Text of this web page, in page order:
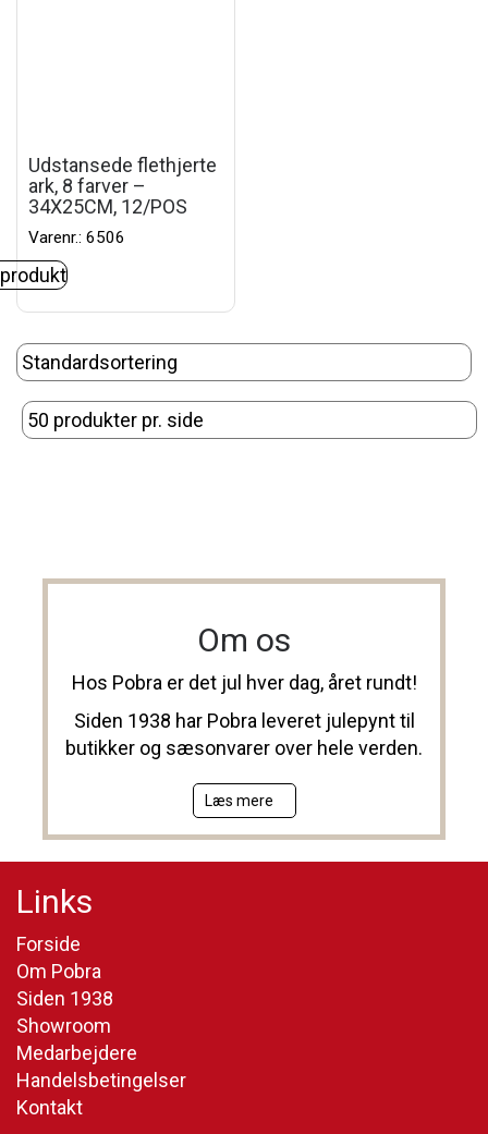
Udstansede flethjerte
ark, 8 farver –
34X25CM, 12/POS
Varenr.: 6506
Om os
Hos Pobra er det jul hver dag, året rundt!
Siden 1938 har Pobra leveret julepynt til
butikker og sæsonvarer over hele verden.
Læs mere
Links
Forside
Om Pobra
Siden 1938
Showroom
Medarbejdere
Handelsbetingelser
Kontakt